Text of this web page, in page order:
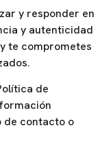
y responder en
y autenticidad
te comprometes
de
de contacto o